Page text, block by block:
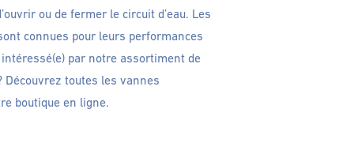
ou de fermer le circuit d’eau. Les
connues pour leurs performances
par notre assortiment de
toutes les vannes
boutique en ligne.